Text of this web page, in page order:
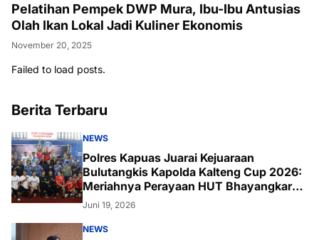
Pelatihan Pempek DWP Mura, Ibu-Ibu Antusias
Olah Ikan Lokal Jadi Kuliner Ekonomis
November 20, 2025
Failed to load posts.
Berita Terbaru
NEWS
Polres Kapuas Juarai Kejuaraan
Bulutangkis Kapolda Kalteng Cup 2026:
Meriahnya Perayaan HUT Bhayangkara
ke-80 di Palangka Raya
Juni 19, 2026
NEWS